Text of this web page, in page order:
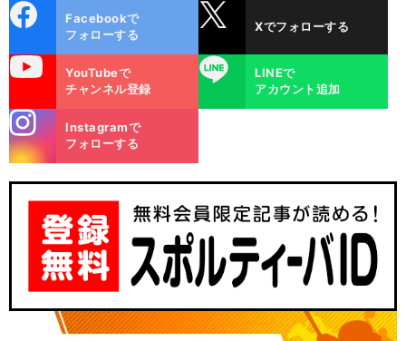
ok
Facebookで
フォローする
Xでフォローする
YouTubeで
チャンネル登録
LINE
LINEで
アカウント追加
m
Instagramで
フォローする